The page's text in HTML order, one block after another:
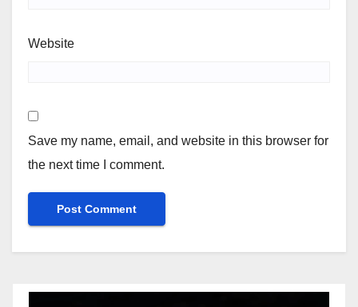
Website
Save my name, email, and website in this browser for
the next time I comment.